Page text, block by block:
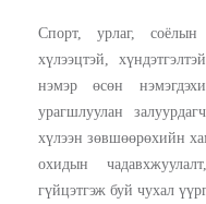
Спорт, урлаг,
хүлээцтэй,
нэмэр өсөн
урагшлуулан
хүлээн зөвшөөрөхийн
охидын
гүйцэтгэж буй чухал